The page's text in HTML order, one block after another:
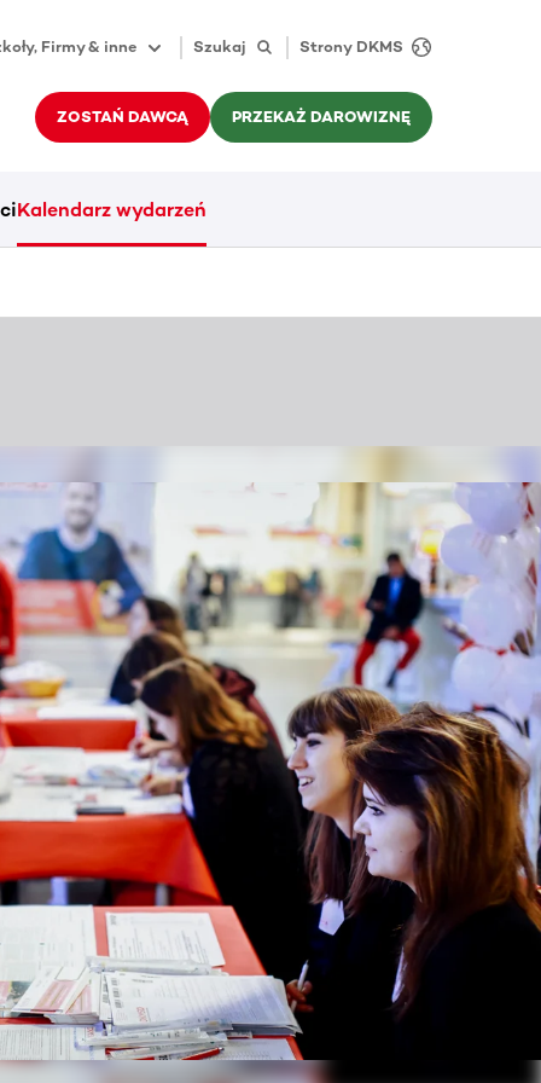
Firmy & inne Szukaj Strony DKMS
ZOSTAŃ DAWCĄ PRZEKAŻ DAROWIZNĘ
Kalendarz wydarzeń